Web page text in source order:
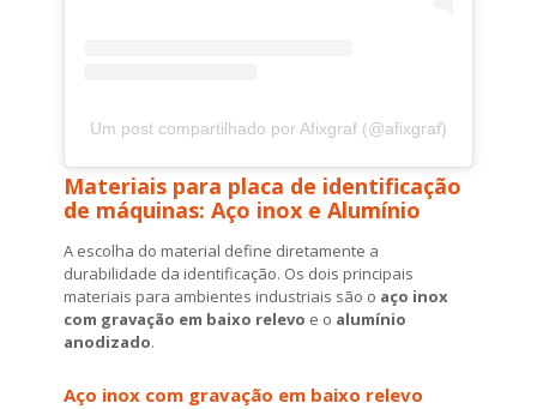
Um post compartilhado por Afixgraf (@afixgraf)
Materiais para placa de identificação
de máquinas: Aço inox e Alumínio
A escolha do material define diretamente a
durabilidade da identificação. Os dois principais
materiais para ambientes industriais são o aço inox
com gravação em baixo relevo e o alumínio
anodizado.
Aço inox com gravação em baixo relevo